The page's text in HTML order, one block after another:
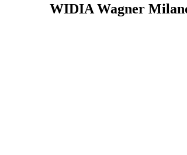
WIDIA Wagner